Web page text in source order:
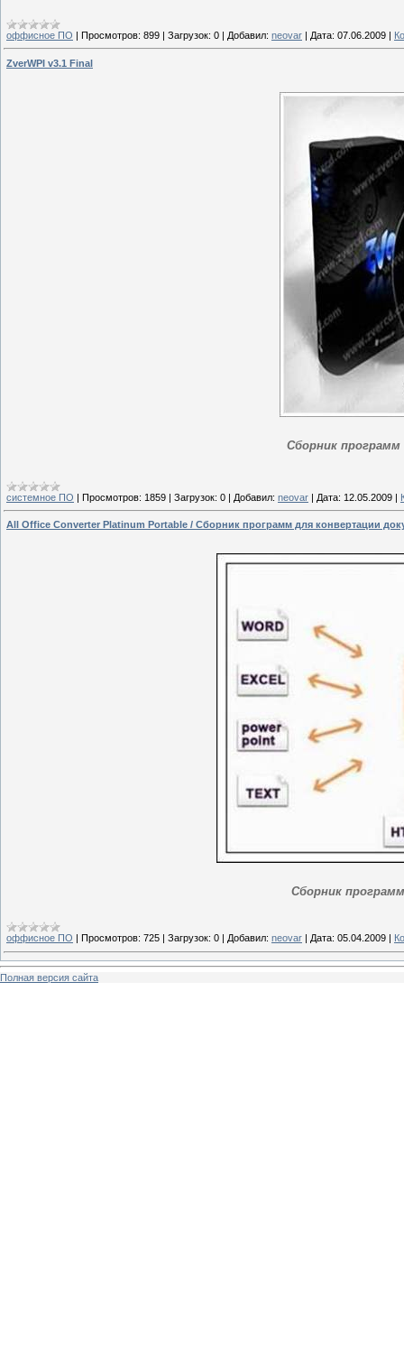
оффисное ПО | Просмотров: 899 | Загрузок: 0 | Добавил: neovar | Дата: 07.06.2009 |
ZverWPI v3.1 Final
Сборник программ
системное ПО | Просмотров: 1859 | Загрузок: 0 | Добавил: neovar | Дата: 12.05.2009 |
All Office Converter Platinum Portable / Сборник программ для конвертации
Сборник
оффисное ПО | Просмотров: 725 | Загрузок: 0 | Добавил: neovar | Дата: 05.04.2009 |
Полная версия сайта